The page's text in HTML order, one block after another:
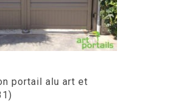
portail alu art et